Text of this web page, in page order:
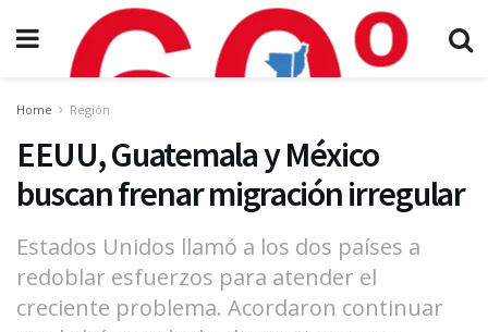
Home Región
EEUU, Guatemala y México
buscan frenar migración irregular
Estados Unidos llamó a los dos países a
redoblar esfuerzos para atender el
creciente problema. Acordaron continuar